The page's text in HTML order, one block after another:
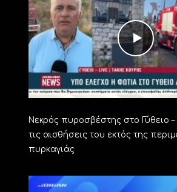
Νεκρός πυροσβέστης στο Γύθειο
τις αισθήσεις του εκτός της
πυρκαγιάς